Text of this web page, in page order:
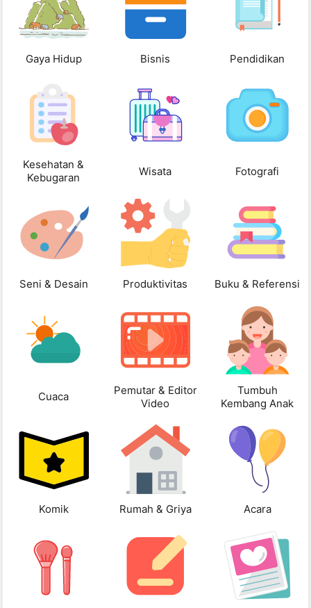
Gaya Hidup Bisnis Pendidikan
Kesehatan &
Kebugaran
Wisata Fotografi
Seni & Desain Produktivitas Buku & Referensi
Cuaca
Pemutar & Editor
Video
Tumbuh
Kembang Anak
Komik Rumah & Griya Acara